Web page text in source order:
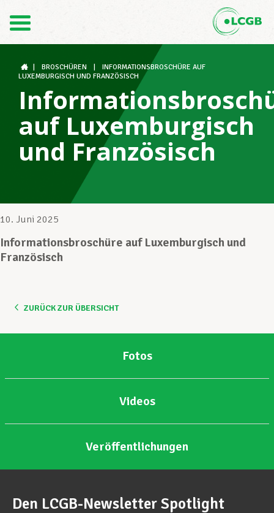
FR
Der LCGB
Gewerkschaftsstrukturen
Unterstützung im Arbeitsalltag
Ihre Rechte
Unterstützung im Privatleben
Berufliche Weiterentwicklung
Mitglied werden
BROSCHÜREN
INFORMATIONSBROSCHÜRE AUF
LUXEMBURGISCH UND FRANZÖSISCH
auf Luxemburgisch
und Französisch
10. Juni 2025
Informationsbroschüre auf Luxemburgisch und
Französisch
ZURÜCK ZUR ÜBERSICHT
Fotos
Videos
Veröffentlichungen
Den LCGB-Newsletter Spotlight